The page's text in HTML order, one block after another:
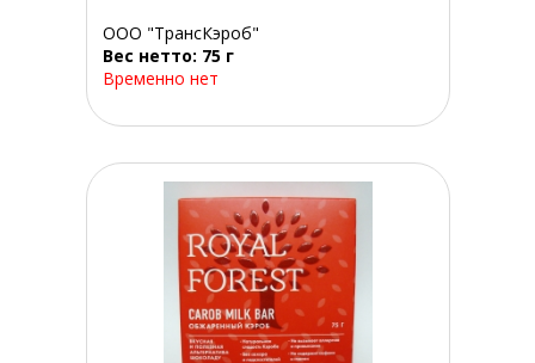
ООО "ТрансКэроб"
Вес нетто: 75 г
Временно нет